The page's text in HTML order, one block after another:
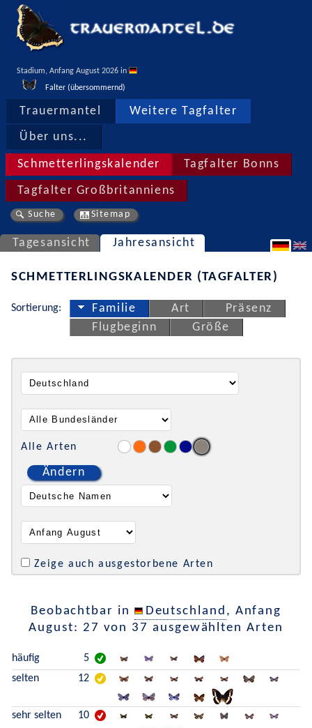
Stadium, Anfang August 2026 in
Falter (übersommernd)
Trauermantel Weitere Tagfalter
Über uns...
Schmetterlingskalender Tagfalter Bonns
Tagfalter Großbritanniens
Suche Sitemap
Tagesansicht Jahresansicht
SCHMETTERLINGSKALENDER (TAGFALTER)
Sortierung: Familie Art
Präsenz
Flugbeginn
Größe
Alle Arten
Ändern
Zeige auch ausgestorbene Arten
Beobachtbar in Deutschland , Anfang
August: 27 von 37 ausgewählten Arten
häufig
5
selten
12
sehr selten 10